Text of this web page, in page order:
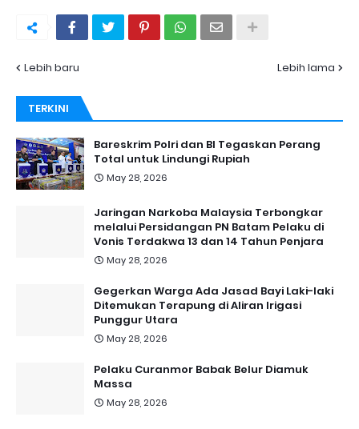
Lebih baru Lebih lama
TERKINI
Bareskrim Polri dan BI Tegaskan Perang
Total untuk Lindungi Rupiah
May 28, 2026
Jaringan Narkoba Malaysia Terbongkar
melalui Persidangan PN Batam Pelaku di
Vonis Terdakwa 13 dan 14 Tahun Penjara
May 28, 2026
Gegerkan Warga Ada Jasad Bayi Laki-laki
Ditemukan Terapung di Aliran Irigasi
Punggur Utara
May 28, 2026
Pelaku Curanmor Babak Belur Diamuk
Massa
May 28, 2026